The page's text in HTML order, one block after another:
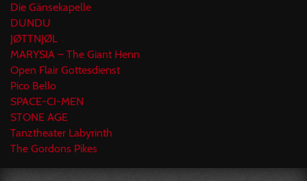
Die Gänsekapelle
DUNDU
JØTTNJØL
MARYSIA – The Giant Henn
Open Flair Gottesdienst
Pico Bello
SPACE-CI-MEN
STONE AGE
Tanztheater Labyrinth
The Gordons Pikes